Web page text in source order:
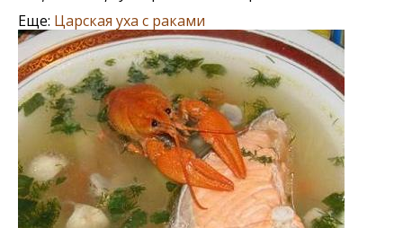
Еще: Царская уха с раками